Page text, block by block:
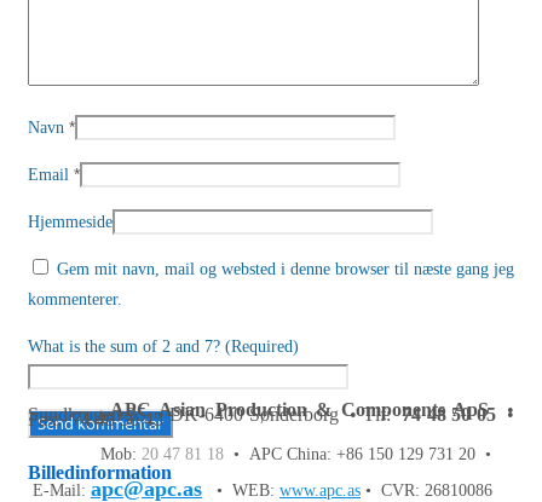
Navn *
Email *
Hjemmeside
Gem mit navn, mail og websted i denne browser til næste gang jeg
kommenterer.
What is the sum of 2 and 7? (Required)
Billedinformation
APC Asian Production & Components ApS•
Sundkrogen 35 • DK-6400 Sønderborg • Tlf:74 48 50 05•
Fax: 74 48 50 45
Mob: 20 47 81 18 • APC China: +86 150 129 731 20 •
E-Mail: apc@apc.as • WEB: www.apc.as • CVR: 26810086